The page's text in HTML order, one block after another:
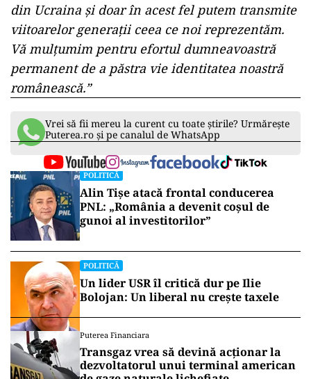
din Ucraina și doar în acest fel putem transmite
viitoarelor generații ceea ce noi reprezentăm.
Vă mulțumim pentru efortul dumneavoastră
permanent de a păstra vie identitatea noastră
românească.”
Vrei să fii mereu la curent cu toate știrile? Urmărește
Puterea.ro și pe canalul de WhatsApp
POLITICĂ
Alin Tișe atacă frontal conducerea
PNL: „România a devenit coșul de
gunoi al investitorilor”
POLITICĂ
Un lider USR îl critică dur pe Ilie
Bolojan: Un liberal nu crește taxele
Puterea Financiara
Transgaz vrea să devină acționar la
dezvoltatorul unui terminal american